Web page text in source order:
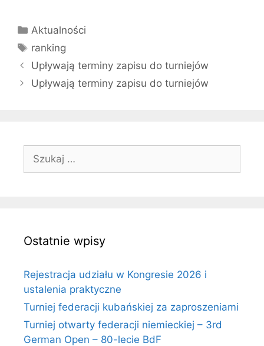
Kategorie
Aktualności
Tagi
ranking
Upływają terminy zapisu do turniejów
Upływają terminy zapisu do turniejów
Szukaj:
Ostatnie wpisy
Rejestracja udziału w Kongresie 2026 i
ustalenia praktyczne
Turniej federacji kubańskiej za zaproszeniami
Turniej otwarty federacji niemieckiej – 3rd
German Open – 80-lecie BdF